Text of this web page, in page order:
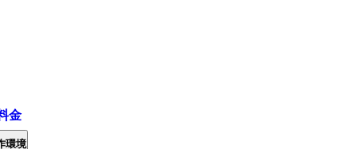
金
環境